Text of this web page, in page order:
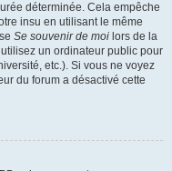
déterminée. Cela empêche
insu en utilisant le même
Se souvenir de moi lors de la
un ordinateur public pour
etc.). Si vous ne voyez
du forum a désactivé cette